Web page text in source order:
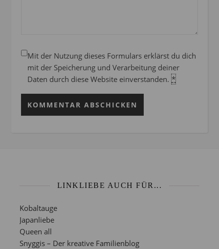
Mit der Nutzung dieses Formulars erklärst du dich
mit der Speicherung und Verarbeitung deiner
Daten durch diese Website einverstanden. *
LINKLIEBE AUCH FÜR...
Kobaltauge
Japanliebe
Queen all
Snyggis – Der kreative Familienblog